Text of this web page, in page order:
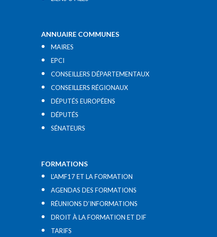
ANNUAIRE COMMUNES
MAIRES
EPCI
CONSEILLERS DÉPARTEMENTAUX
CONSEILLERS RÉGIONAUX
DÉPUTÉS EUROPÉENS
DÉPUTÉS
SÉNATEURS
FORMATIONS
L’AMF17 ET LA FORMATION
AGENDAS DES FORMATIONS
RÉUNIONS D’INFORMATIONS
DROIT À LA FORMATION ET DIF
TARIFS